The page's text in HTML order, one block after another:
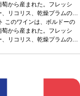
から産まれた。フレッシ
リコリス、乾燥プラムの美
を使用した。最終的に88%
たワイン。ラベルアートザ
年1月31日）-プライベ
ザオ氏は自己の空間への探
地を創造している。
このワインは、ボルドーの
から産まれた。フレッシ
リコリス、乾燥プラムの美
年1月31日）-プライベ
もった韻律が奏でるこの作
たということに、驚きを覚え
ザオ氏は自己の空間への探